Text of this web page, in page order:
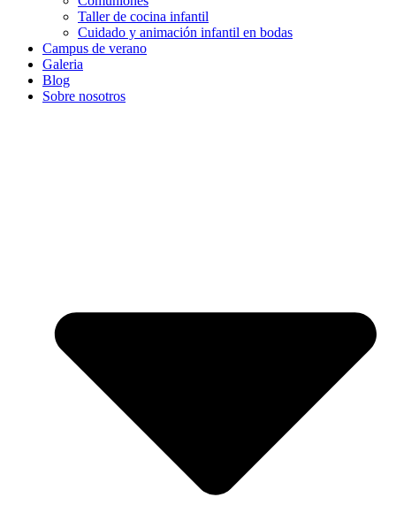
Taller de cocina infantil
Cuidado y animación infantil en bodas
Campus de verano
Galeria
Blog
Sobre nosotros